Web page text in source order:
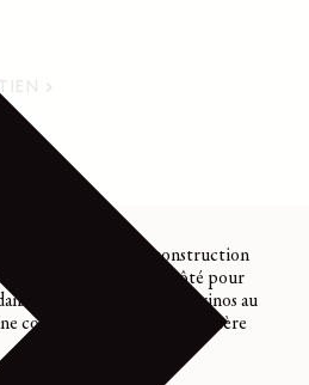
joue sur une construction
se ferme sur le côté pour
un mélange de laine mérinos au
confort quotidien et caractère